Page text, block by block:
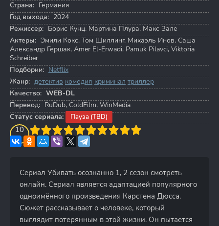
Страна: Германия
Год выхода: 2024
Режиссер: Борис Кунц, Мартина Плура, Макс Зале
Актеры: Эмили Кокс, Том Шиллинг, Михаэль Инов, Саша
Александр Гершак, Amer El-Erwadi, Pamuk Pilavci, Viktoria
Schreiber
Подборки: Netflix
Жанр: детектив комедия криминал триллер
Качество: WEB-DL
Перевод: RuDub, ColdFilm, WinMedia
Статус сериала:
Пауза (TBD)
10
4 5 6 7 8 9 10
Сериал Убивать осознанно 1, 2 сезон смотреть
онлайн. Сериал является адаптацией популярного
одноимённого произведения Карстена Дюсса.
Сюжет рассказывает о человеке, который
выглядит потерянным в этой жизни. Он пытается